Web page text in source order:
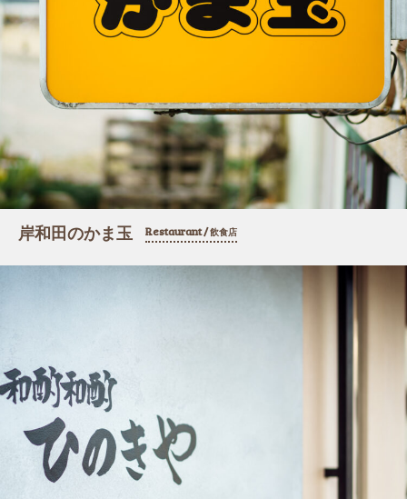
岸和田のかま玉 Restaurant /飲食店